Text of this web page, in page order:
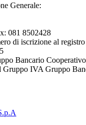
Generale:
081 8502428
di iscrizione al
Bancario
Gruppo IVA Gruppo